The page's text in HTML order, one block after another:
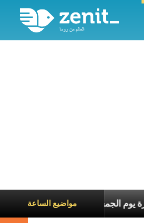
مواضيع الساعةعناوين نشرة يوم الجمعة 7 آب 2026: السلام يُبنى بصبر يومًا بعد يوم